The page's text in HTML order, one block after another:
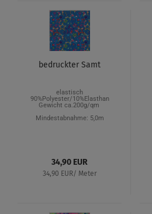
bedruckter Samt
elastisch
90%Polyester/10%Elasthan
Gewicht ca.200g/qm
Mindestabnahme: 5,0m
34,90 EUR
34,90 EUR/ Meter